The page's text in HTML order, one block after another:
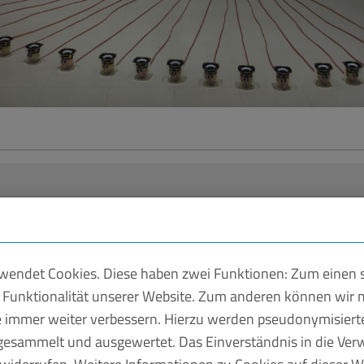
geht an Barbara
der Stiftung des Verbandes der Metall-
Rundfunks würdigt das Andenken des
Cookies. Diese haben zwei Funktionen: Zum
unserer Website. Zum anderen können wir
immer weiter verbessern. Hierzu werden
und ausgewertet. Das Einverständnis in die